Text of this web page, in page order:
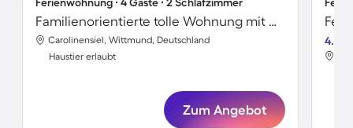
Familienorientierte tolle Wohnung mit Garten | Hunde erlaubt
Carolinensiel, Wittmund, Deutschland
Haustier erlaubt
Zum Angebot
4.5